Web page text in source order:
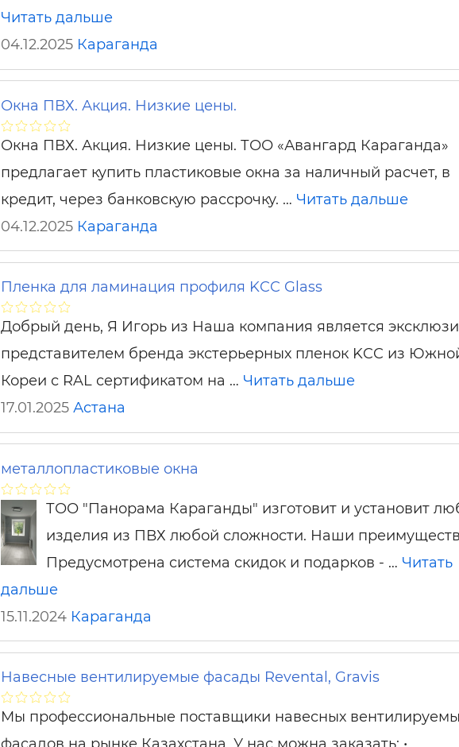
Читать дальше
04.12.2025 Караганда
Окна ПВХ. Акция. Низкие цены.
Окна ПВХ. Акция. Низкие цены. ТОО «Авангард Караганда»
предлагает купить пластиковые окна за наличный расчет, в
кредит, через банковскую рассрочку. … Читать дальше
04.12.2025 Караганда
Пленка для ламинация профиля KCC Glass
Добрый день, Я Игорь из Наша компания является
представителем бренда экстерьерных пленок KCC из
Кореи с RAL сертификатом на … Читать дальше
17.01.2025 Астана
металлопластиковые окна
ТОО "Панорама Караганды" изготовит и установит
изделия из ПВХ любой сложности. Наши
Предусмотрена система скидок и подарков - … Читать
дальше
15.11.2024 Караганда
Навесные вентилируемые фасады Revental, Gravis
Мы профессиональные поставщики навесных